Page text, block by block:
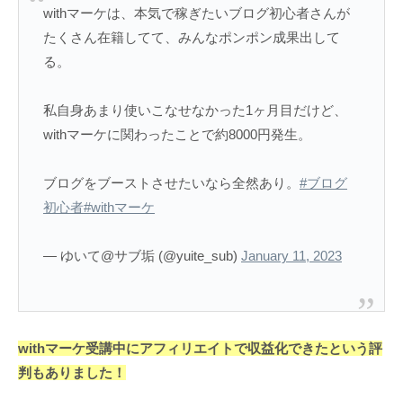
withマーケは、本気で稼ぎたいブログ初心者さんが
たくさん在籍してて、みんなポンポン成果出して
る。
私自身あまり使いこなせなかった1ヶ月目だけど、
withマーケに関わったことで約8000円発生。
ブログをブーストさせたいなら全然あり。 #ブログ
初心者#withマーケ
— ゆいて@サブ垢 (@yuite_sub) January 11, 2023
withマーケ受講中にアフィリエイトで収益化できたという評
判もありました！